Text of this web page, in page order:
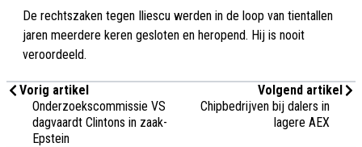
De rechtszaken tegen Iliescu werden in de loop van tientallen
jaren meerdere keren gesloten en heropend. Hij is nooit
veroordeeld.
Vorig artikel
Onderzoekscommissie VS
dagvaardt Clintons in zaak-
Epstein
Volgend artikel
Chipbedrijven bij dalers in
lagere AEX